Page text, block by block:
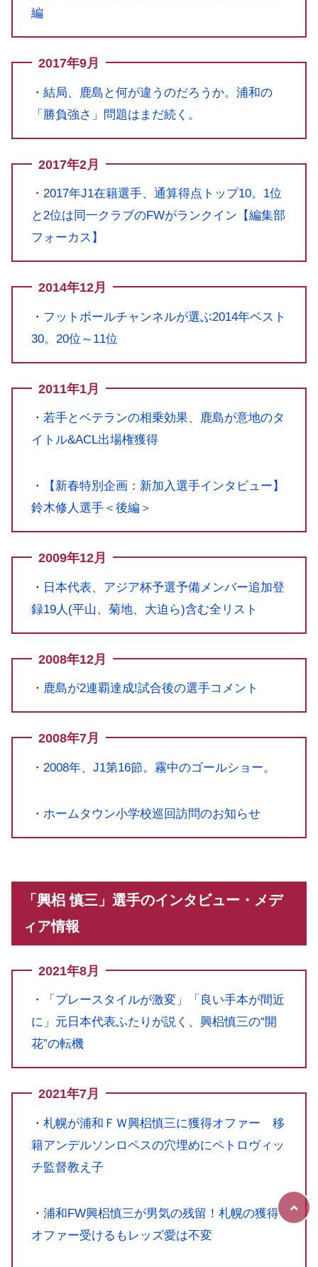
編
2017年9月
・ 結局、鹿島と何が違うのだろうか。浦和の
「勝負強さ」問題はまだ続く。
2017年2月
・ 2017年J1在籍選手、通算得点トップ10。1位
と2位は同一クラブのFWがランクイン【編集部
フォーカス】
2014年12月
・ フットボールチャンネルが選ぶ2014年ベスト
30。20位～11位
2011年1月
・ 若手とベテランの相乗効果、鹿島が意地のタ
イトル&ACL出場権獲得
・
【新春特別企画：新加入選手インタビュー】
鈴木修人選手＜後編＞
2009年12月
・ 日本代表、アジア杯予選予備メンバー追加登
録19人(平山、菊地、大迫ら)含む全リスト
2008年12月
・ 鹿島が2連覇達成!試合後の選手コメント
2008年7月
・ 2008年、J1第16節。霧中のゴールショー。
・ ホームタウン小学校巡回訪問のお知らせ
「興梠 慎三」選手のインタビュー・メデ
ィア情報
2021年8月
・
「プレースタイルが激変」「良い手本が間近
に」元日本代表ふたりが説く、興梠慎三の“開
花”の転機
2021年7月
・ 札幌が浦和ＦＷ興梠慎三に獲得オファー 移
籍アンデルソンロペスの穴埋めにペトロヴィッ
チ監督教え子
・ 浦和FW興梠慎三が男気の残留！札幌の獲得
オファー受けるもレッズ愛は不変